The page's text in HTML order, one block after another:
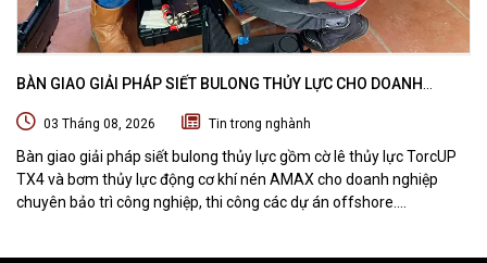
BÀN GIAO GIẢI PHÁP SIẾT BULONG THỦY LỰC CHO DOANH
03 Tháng 08, 2026 Tin trong nghành
Bàn giao giải pháp siết bulong thủy lực gồm cờ lê thủy lực TorcUP
TX4 và bơm thủy lực động cơ khí nén AMAX cho doanh nghiệp
chuyên bảo trì công nghiệp, thi công các dự án offshore.